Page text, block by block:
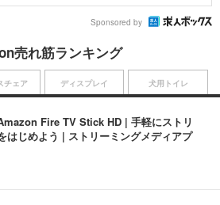
Sponsored by
売れ筋ランキング
Fire TV Stick HD | 手軽にストリ
はじめよう | ストリーミングメディアプ
チェア ディスプレイ 犬用トイレ